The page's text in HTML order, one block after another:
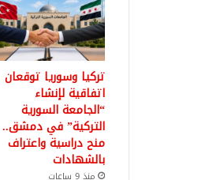
تركيا وسوريا توقعان
اتفاقية لإنشاء
“الجامعة السورية
التركية” في دمشق..
منح دراسية واعتراف
بالشهادات
منذ 9 ساعات